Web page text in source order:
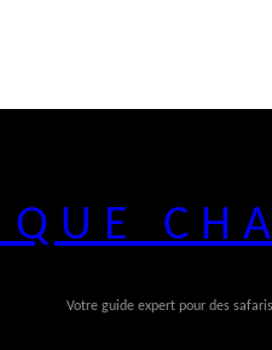
Votre guide expert pour des